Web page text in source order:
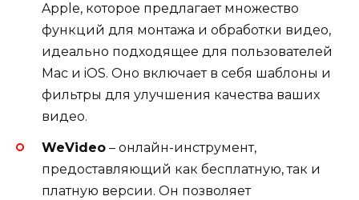
Apple, которое предлагает множество
функций для монтажа и обработки видео,
идеально подходящее для пользователей
Mac и iOS. Оно включает в себя шаблоны и
фильтры для улучшения качества ваших
видео.
WeVideo – онлайн-инструмент,
предоставляющий как бесплатную, так и
платную версии. Он позволяет